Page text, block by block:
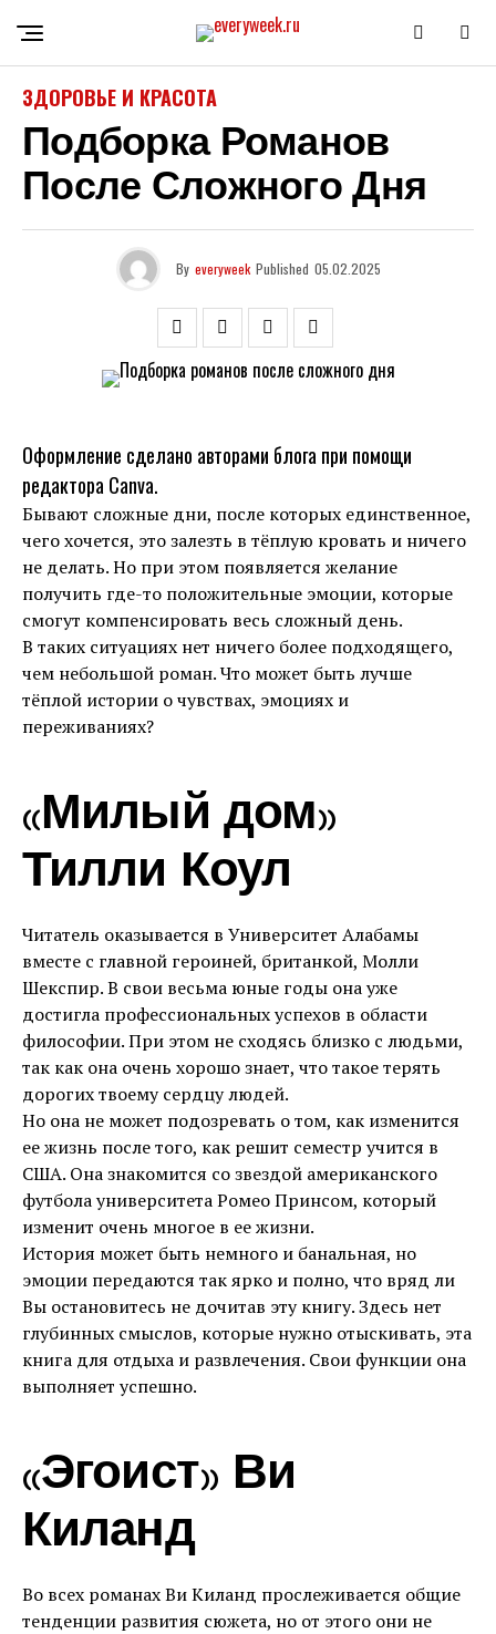
ЗДОРОВЬЕ И КРАСОТА
Подборка Романов
После Сложного Дня
By everyweek Published 05.02.2025
Оформление сделано авторами блога при помощи
редактора Canva.
Бывают сложные дни, после которых единственное,
чего хочется, это залезть в тёплую кровать и ничего
не делать. Но при этом появляется желание
получить где-то положительные эмоции, которые
смогут компенсировать весь сложный день.
В таких ситуациях нет ничего более подходящего,
чем небольшой роман. Что может быть лучше
тёплой истории о чувствах, эмоциях и
переживаниях?
«Милый дом»
Тилли Коул
Читатель оказывается в Университет Алабамы
вместе с главной героиней, британкой, Молли
Шекспир. В свои весьма юные годы она уже
достигла профессиональных успехов в области
философии. При этом не сходясь близко с людьми,
так как она очень хорошо знает, что такое терять
дорогих твоему сердцу людей.
Но она не может подозревать о том, как изменится
ее жизнь после того, как решит семестр учится в
США. Она знакомится со звездой американского
футбола университета Ромео Принсом, который
изменит очень многое в ее жизни.
История может быть немного и банальная, но
эмоции передаются так ярко и полно, что вряд ли
Вы остановитесь не дочитав эту книгу. Здесь нет
глубинных смыслов, которые нужно отыскивать, эта
книга для отдыха и развлечения. Свои функции она
выполняет успешно.
«Эгоист» Ви
Киланд
Во всех романах Ви Киланд прослеживается общие
тенденции развития сюжета, но от этого они не